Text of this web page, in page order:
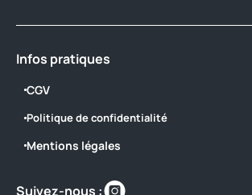
Infos pratiques
CGV
Politique de confidentialité
Mentions légales
Suivez-nous :